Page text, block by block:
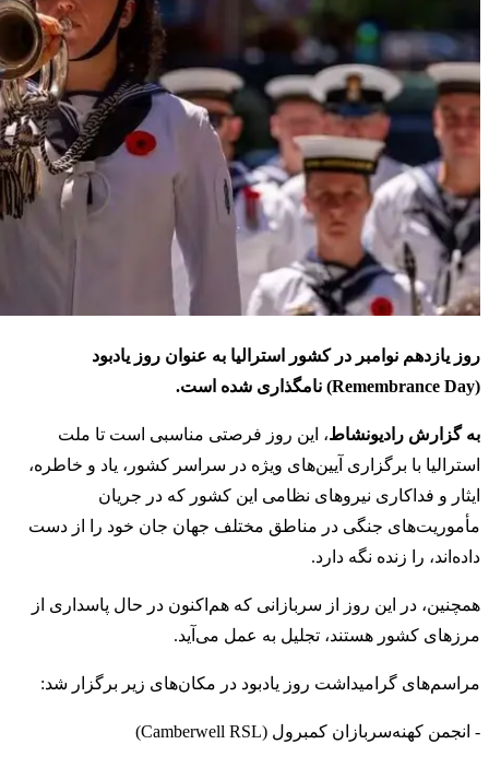
روز یازدهم نوامبر در کشور استرالیا به عنوان روز یادبود
(Remembrance Day) نامگذاری شده است.
به گزارش رادیونشاط، این روز فرصتی مناسبی است تا ملت
استرالیا با برگزاری آیین‌های ویژه در سراسر کشور، یاد و خاطره،
ایثار و فداکاری نیروهای نظامی این کشور که در جریان
مأموریت‌های جنگی در مناطق مختلف جهان جان خود را از دست
داده‌اند، را زنده نگه دارد.
همچنین، در این روز از سربازانی که هم‌اکنون در حال پاسداری از
مرزهای کشور هستند، تجلیل به عمل می‌آید.
مراسم‌های گرامیداشت روز یادبود در مکان‌های زیر برگزار شد:
- انجمن کهنه‌سربازان کمبرول (Camberwell RSL)